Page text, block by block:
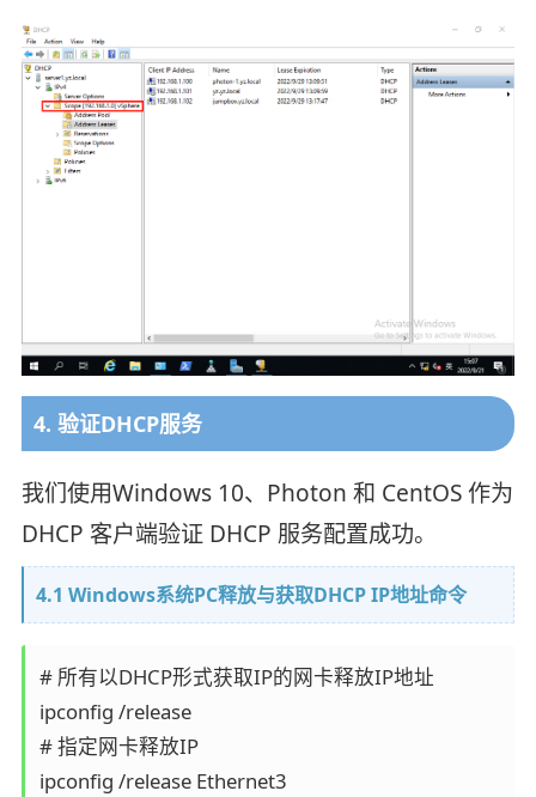
4. 验证DHCP服务
我们使用Windows 10、Photon 和 CentOS 作为
DHCP 客户端验证 DHCP 服务配置成功。
4.1 Windows系统PC释放与获取DHCP IP地址命令
# 所有以DHCP形式获取IP的网卡释放IP地址
ipconfig /release
# 指定网卡释放IP
ipconfig /release Ethernet3